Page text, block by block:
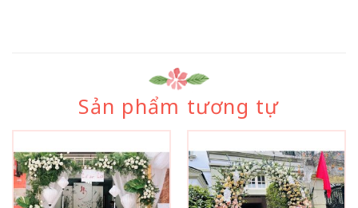
Sản phẩm tương tự